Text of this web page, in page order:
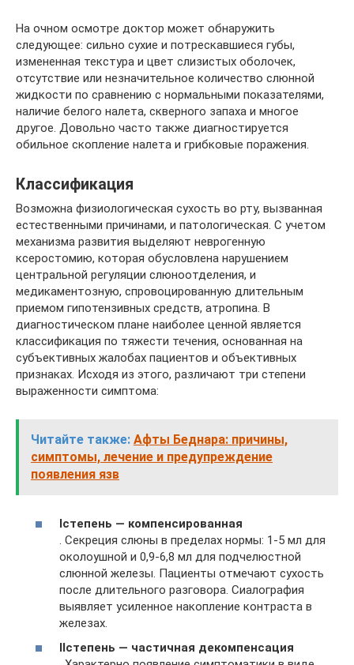
На очном осмотре доктор может обнаружить
следующее: сильно сухие и потрескавшиеся губы,
измененная текстура и цвет слизистых оболочек,
отсутствие или незначительное количество слюнной
жидкости по сравнению с нормальными показателями,
наличие белого налета, скверного запаха и многое
другое. Довольно часто также диагностируется
обильное скопление налета и грибковые поражения.
Классификация
Возможна физиологическая сухость во рту, вызванная
естественными причинами, и патологическая. С учетом
механизма развития выделяют неврогенную
ксеростомию, которая обусловлена нарушением
центральной регуляции слюноотделения, и
медикаментозную, спровоцированную длительным
приемом гипотензивных средств, атропина. В
диагностическом плане наиболее ценной является
классификация по тяжести течения, основанная на
субъективных жалобах пациентов и объективных
признаках. Исходя из этого, различают три степени
выраженности симптома:
Читайте также: Афты Беднара: причины,
симптомы, лечение и предупреждение
появления язв
Iстепень — компенсированная
. Секреция слюны в пределах нормы: 1-5 мл для
околоушной и 0,9-6,8 мл для подчелюстной
слюнной железы. Пациенты отмечают сухость
после длительного разговора. Сиалография
выявляет усиленное накопление контраста в
железах.
IIстепень — частичная декомпенсация